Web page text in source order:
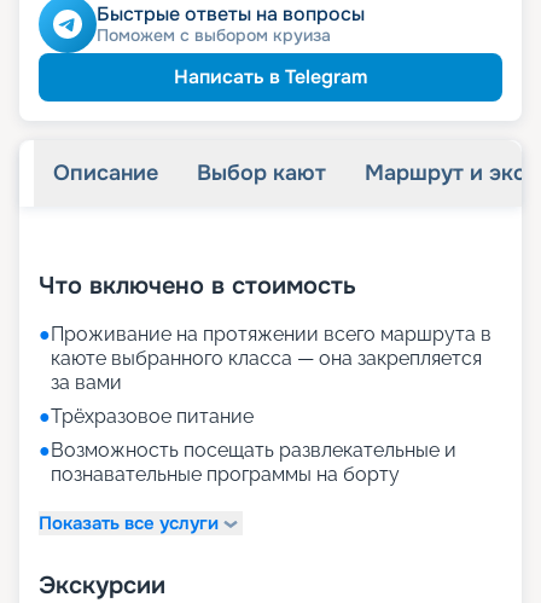
Быстрые ответы на вопросы
Поможем с выбором круиза
Написать в Telegram
Описание Выбор кают Маршрут и
Что включено в стоимость
●Проживание на протяжении всего маршрута в
каюте выбранного класса — она закрепляется
за вами
●Трёхразовое питание
●Возможность посещать развлекательные и
познавательные программы на борту
Показать все услуги
Экскурсии